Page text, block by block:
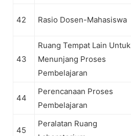
42 Rasio Dosen-Mahasiswa
43
Ruang Tempat Lain Untuk
Menunjang Proses
Pembelajaran
44
Perencanaan Proses
Pembelajaran
45
Peralatan Ruang